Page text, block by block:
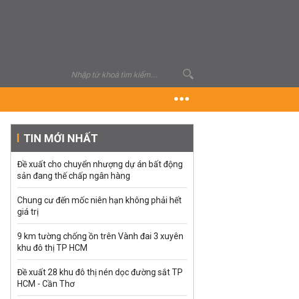
TIN MỚI NHẤT
Đề xuất cho chuyển nhượng dự án bất động
sản đang thế chấp ngân hàng
Chung cư đến mốc niên hạn không phải hết
giá trị
9 km tường chống ồn trên Vành đai 3 xuyên
khu đô thị TP HCM
Đề xuất 28 khu đô thị nén dọc đường sắt TP
HCM - Cần Thơ